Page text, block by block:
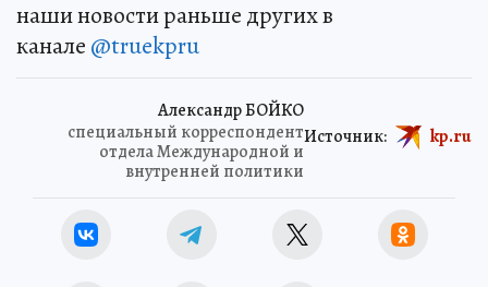
наши новости раньше других в
канале @truekpru
Александр БОЙКО
специальный корреспондент
отдела Международной и
внутренней политики
Источник: kp.ru